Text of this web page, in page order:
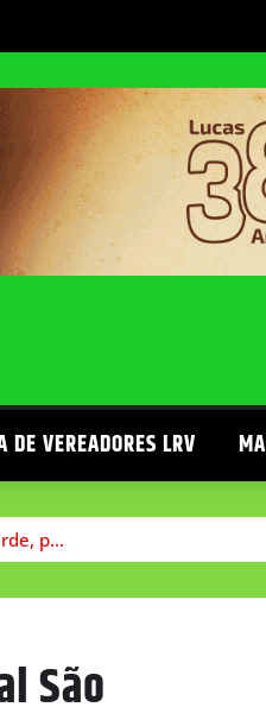
DE VEREADORES LRV
p…
São